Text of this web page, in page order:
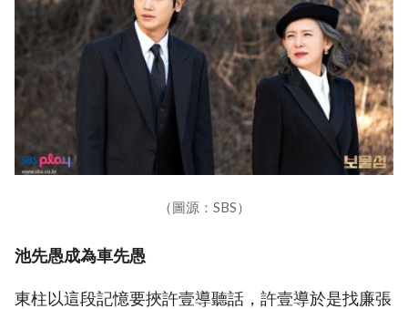
（圖源：SBS）
池先愚成為車先愚
東柱以這段記憶要挾許壹導聽話，許壹導於是找廉張